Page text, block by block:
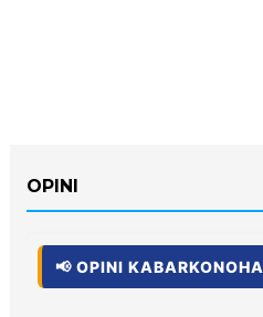
OPINI
📢 OPINI KABARKONOHA